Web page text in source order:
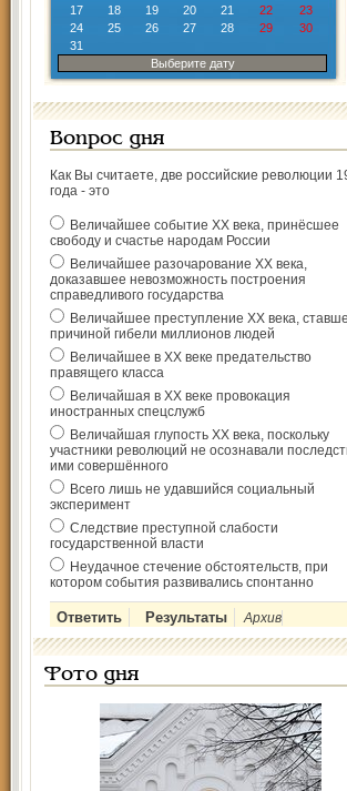
17
18 19 20 21 22
23
24
25 26 27 28 29
30
31
Выберите дату
Вопрос дня
Как Вы считаете, две российские революции
года - это
Величайшее событие ХХ века, принёсшее
свободу и счастье народам России
Величайшее разочарование ХХ века,
доказавшее невозможность построения
справедливого государства
Величайшее преступление ХХ века,
причиной гибели миллионов людей
Величайшее в ХХ веке предательство
правящего класса
Величайшая в ХХ веке провокация
иностранных спецслужб
Величайшая глупость ХХ века, поскольку
участники революций не осознавали
ими совершённого
Всего лишь не удавшийся социальный
эксперимент
Следствие преступной слабости
государственной власти
Неудачное стечение обстоятельств, при
котором события развивались спонтанно
Архив
Фото дня